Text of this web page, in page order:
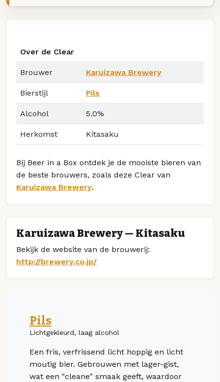
Over de Clear
Brouwer Karuizawa Brewery
Bierstijl Pils
Alcohol 5.0%
Herkomst Kitasaku
Bij Beer in a Box ontdek je de mooiste bieren van
de beste brouwers, zoals deze Clear van
Karuizawa Brewery.
Karuizawa Brewery — Kitasaku
Bekijk de website van de brouwerij:
http://brewery.co.jp/
Pils
Lichtgekleurd, laag alcohol
Een fris, verfrissend licht hoppig en licht
moutig bier. Gebrouwen met lager-gist,
wat een "cleane" smaak geeft, waardoor